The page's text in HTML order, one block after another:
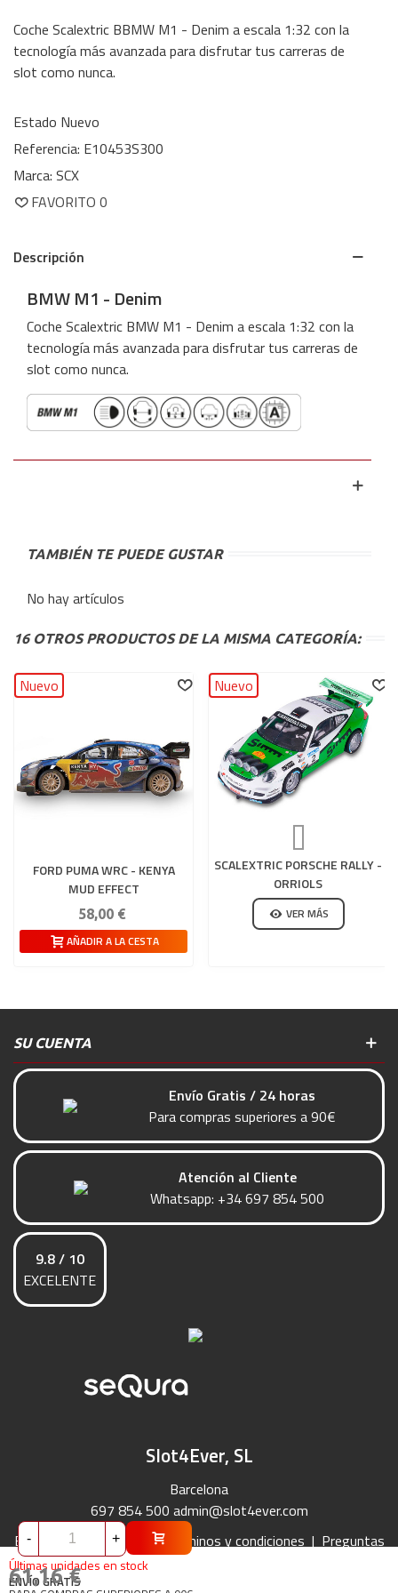
Coche Scalextric BBMW M1 - Denim a escala 1:32 con la
tecnología más avanzada para disfrutar tus carreras de
slot como nunca.
61,16 €
Últimas unidades en stock
- +
ENVÍO GRATIS
Estado Nuevo
Referencia: E10453S300
Marca: SCX
FAVORITO 0
Descripción
BMW M1 - Denim
Coche Scalextric BMW M1 - Denim a escala 1:32 con la
tecnología más avanzada para disfrutar tus carreras de
slot como nunca.
TAMBIÉN TE PUEDE GUSTAR
No hay artículos
16 OTROS PRODUCTOS DE LA MISMA CATEGORÍA:
Nuevo
FORD PUMA WRC - KENYA
MUD EFFECT
58,00 €
AÑADIR A LA CESTA
Nuevo
SCALEXTRIC PORSCHE RALLY -
ORRIOLS
VER MÁS
SU CUENTA
Envío Gratis / 24 horas
Para compras superiores a 90€
Atención al Cliente
Whatsapp: +34 697 854 500
9.8 / 10
EXCELENTE
Slot4Ever, SL
Barcelona
697 854 500 admin@slot4ever.com
Envíos y Devoluciones
|Términos y condiciones | Preguntas
Frecuentes